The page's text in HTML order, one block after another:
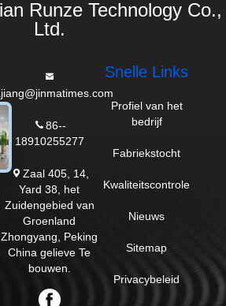
Runze Technology Co.,
Ltd.
86--
18910255277
Zaal 405, 14,
Yard 38, het
Zuidengebied van
Groenland
Zhongyang, Peking
China gelieve Te
bouwen.
Snelle Links
Profiel van het
bedrijf
Fabriekstocht
Kwaliteitscontrole
Nieuws
Sitemap
Privacybeleid